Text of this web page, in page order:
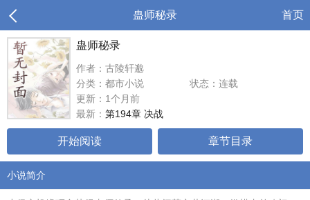
蛊师秘录 首页
蛊师秘录
作者：古陵轩邈
分类：都市小说
状态：连载
更新：1个月前
最新： 第194章 决战
开始阅读 章节目录
小说简介